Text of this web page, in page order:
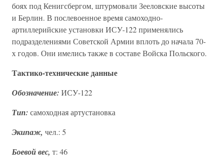
боях под Кенигсбергом, штурмовали Зееловские высоты
и Берлин. В послевоенное время самоходно-
артиллерийские установки ИСУ-122 применялись
подразделениями Советской Армии вплоть до начала 70-
х годов. Они имелись также в составе Войска Польского.
Тактико-технические данные
Обозначение: ИСУ-122
Тип: самоходная артустановка
Экипаж, чел.: 5
Боевой вес, т: 46